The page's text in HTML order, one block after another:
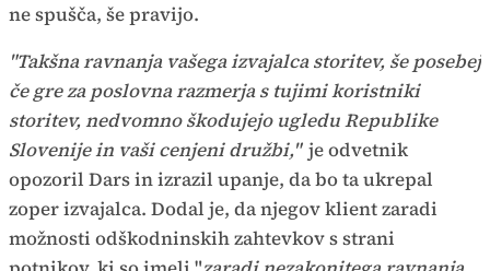
ne spušča, še pravijo.
"Takšna ravnanja vašega izvajalca storitev, še posebej
če gre za poslovna razmerja s tujimi koristniki
storitev, nedvomno škodujejo ugledu Republike
Slovenije in vaši cenjeni družbi," je odvetnik
opozoril Dars in izrazil upanje, da bo ta ukrepal
zoper izvajalca. Dodal je, da njegov klient zaradi
možnosti odškodninskih zahtevkov s strani